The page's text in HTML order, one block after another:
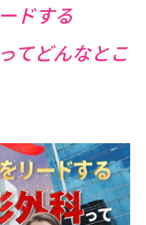
ドする
てどんなとこ